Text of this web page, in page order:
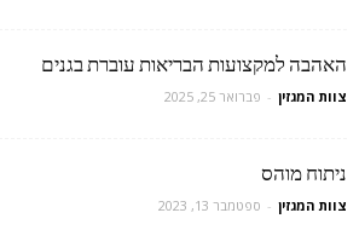
האהבה למקצועות הבריאות עוברת בגנים
צוות המגזין - פברואר 25, 2025
ניתוח מוהס
צוות המגזין - ספטמבר 13, 2023